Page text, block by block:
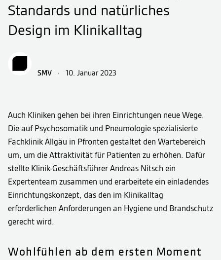
Standards und natürliches
Design im Klinikalltag
SMV · 10. Januar 2023
Auch Kliniken gehen bei ihren Einrichtungen neue Wege.
Die auf Psychosomatik und Pneumologie spezialisierte
Fachklinik Allgäu in Pfronten gestaltet den Wartebereich
um, um die Attraktivität für Patienten zu erhöhen. Dafür
stellte Klinik-Geschäftsführer Andreas Nitsch ein
Expertenteam zusammen und erarbeitete ein einladendes
Einrichtungskonzept, das den im Klinikalltag
erforderlichen Anforderungen an Hygiene und Brandschutz
gerecht wird.
Wohlfühlen ab dem ersten Moment